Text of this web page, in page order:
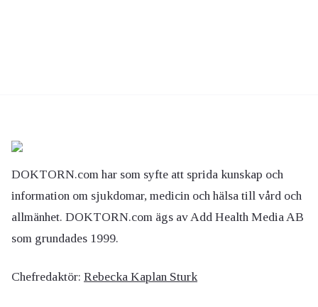
DOKTORN.com har som syfte att sprida kunskap och
information om sjukdomar, medicin och hälsa till vård och
allmänhet. DOKTORN.com ägs av Add Health Media AB
som grundades 1999.
Chefredaktör: Rebecka Kaplan Sturk